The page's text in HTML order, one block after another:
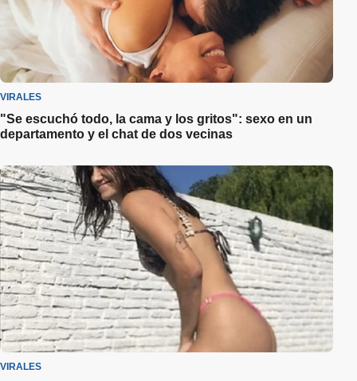
VIRALES
"Se escuchó todo, la cama y los gritos": sexo en un
departamento y el chat de dos vecinas
VIRALES